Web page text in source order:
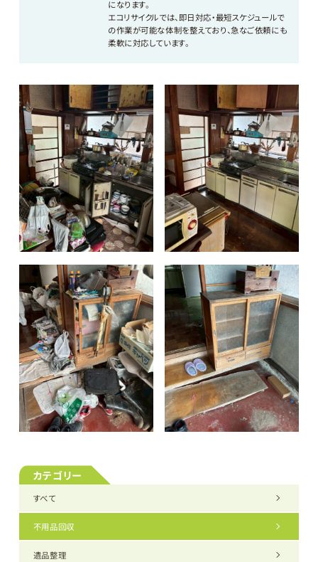
カテゴリー
すべて
不用品回収
遺品整理
になります。
エコリサイクルでは、即日対応・最短スケジュールで
の作業が可能な体制を整えており、急なご依頼にも
柔軟に対応しています。